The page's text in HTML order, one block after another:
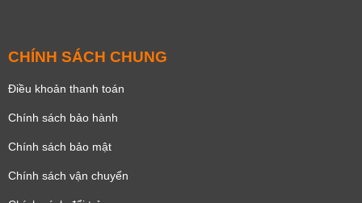
CHÍNH SÁCH CHUNG
Điều khoản thanh toán
Chính sách bảo hành
Chính sách bảo mật
Chính sách vận chuyển